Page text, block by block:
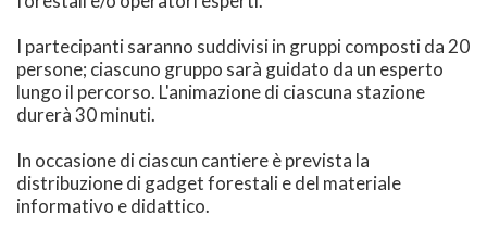
I partecipanti saranno suddivisi in gruppi composti da 20
persone; ciascuno gruppo sarà guidato da un esperto
lungo il percorso. L'animazione di ciascuna stazione
durerà 30 minuti.
In occasione di ciascun cantiere è prevista la
distribuzione di gadget forestali e del materiale
informativo e didattico.